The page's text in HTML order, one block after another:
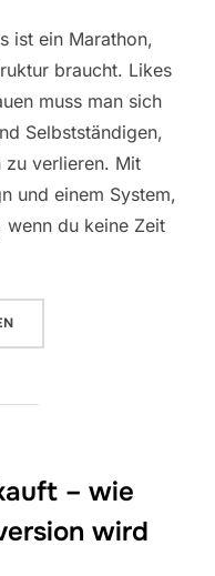
ist ein Marathon,
braucht. Likes
muss man sich
Selbstständigen,
zu verlieren. Mit
und einem System,
du keine Zeit
„SOCIAL MEDIA MIT
– wie
wird